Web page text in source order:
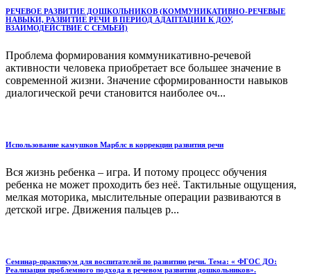
РЕЧЕВОЕ РАЗВИТИЕ ДОШКОЛЬНИКОВ (КОММУНИКАТИВНО-РЕЧЕВЫЕ
НАВЫКИ, РАЗВИТИЕ РЕЧИ В ПЕРИОД АДАПТАЦИИ К ДОУ,
ВЗАИМОДЕЙСТВИЕ С СЕМЬЕЙ)
Проблема формирования коммуникативно-речевой
активности человека приобретает все большее значение в
современной жизни. Значение сформированности навыков
диалогической речи становится наиболее оч...
Использование камушков Марблс в коррекции развития речи
Вся жизнь ребенка – игра. И потому процесс обучения
ребенка не может проходить без неё. Тактильные ощущения,
мелкая моторика, мыслительные операции развиваются в
детской игре. Движения пальцев р...
Семинар-практикум для воспитателей по развитию речи. Тема: « ФГОС ДО:
Реализация проблемного подхода в речевом развитии дошкольников».